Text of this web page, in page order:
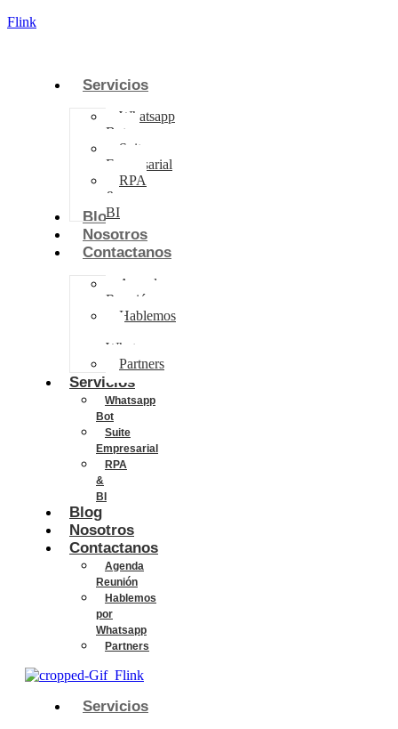
Flink
Servicios
Whatsapp
Bot
Suite
Empresarial
RPA
&
BI
Blog
Nosotros
Contactanos
Agenda
Reunión
Hablemos
Whatsapp
Partners
Servicios
Whatsapp
Bot
Suite
Empresarial
RPA
&
BI
Blog
Nosotros
Contactanos
Agenda
Reunión
Hablemos
por
Whatsapp
Partners
Servicios